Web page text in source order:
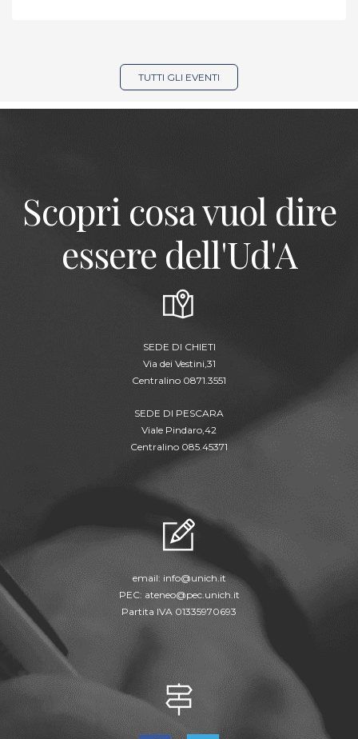
TUTTI GLI EVENTI
Scopri cosa vuol dire
essere dell'Ud'A
SEDE DI CHIETI
Via dei Vestini,31
Centralino 0871.3551
SEDE DI PESCARA
Viale Pindaro,42
Centralino 085.45371
email: info@unich.it
PEC: ateneo@pec.unich.it
Partita IVA 01335970693